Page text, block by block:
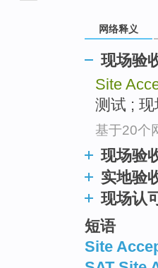
网络释义
现场验
Site
测试 ;
基于20个
现场验
实地验
现场认
短语
Site